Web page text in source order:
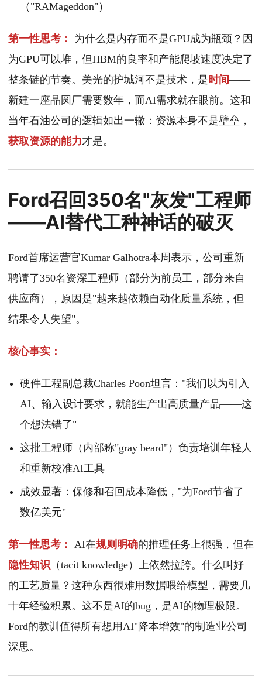
（"RAMageddon"）
第一性思考：
为什么是内存而不是GPU成为瓶颈？因
为GPU可以堆，但HBM的良率和产能爬坡速度决定了
整条链的节奏。美光的护城河不是技术，是时间——
新建一座晶圆厂需要数年，而AI需求就在眼前。这和
当年石油公司的逻辑如出一辙：资源本身不是壁垒，
获取资源的能力才是。
Ford召回350名"灰发"工程师
——AI替代工种神话的破灭
Ford首席运营官Kumar Galhotra本周表示，公司重新
聘请了350名资深工程师（部分为前员工，部分来自
供应商），原因是"越来越依赖自动化质量系统，但
结果令人失望"。
核心事实：
硬件工程副总裁Charles Poon坦言："我们以为引入
AI、输入设计要求，就能生产出高质量产品——这
个想法错了"
这批工程师（内部称"gray beard"）负责培训年轻人
和重新校准AI工具
成效显著：保修和召回成本降低，"为Ford节省了
数亿美元"
第一性思考： AI在规则明确的推理任务上很强，但在
隐性知识 （tacit knowledge）上依然拉胯。什么叫好
的工艺质量？这种东西很难用数据喂给模型，需要几
十年经验积累。这不是AI的bug，是AI的物理极限。
Ford的教训值得所有想用AI"降本增效"的制造业公司
深思。